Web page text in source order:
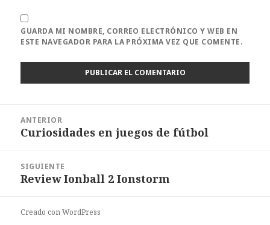
GUARDA MI NOMBRE, CORREO ELECTRÓNICO Y WEB EN
ESTE NAVEGADOR PARA LA PRÓXIMA VEZ QUE COMENTE.
entradas
ANTERIOR
Entrada
Curiosidades en juegos de fútbol
SIGUIENTE
Entrada
Review Ionball 2 Ionstorm
Creado con WordPress